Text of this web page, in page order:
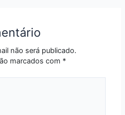
não será publicado.
marcados com *